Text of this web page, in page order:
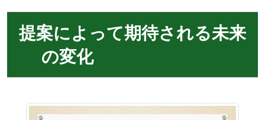
提案によって期待される未来
の変化